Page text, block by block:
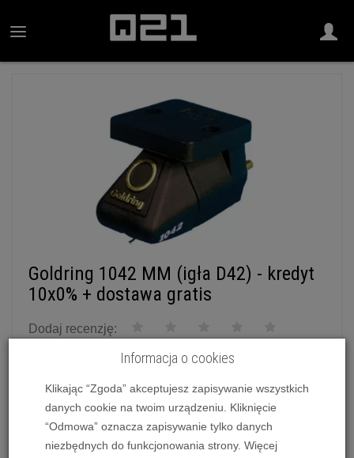
Goldring 1042 MM (igła D42) - kredyt
10x0% + dostawa gratis
Dodaj recenzję:
Goldring
Historia ceny
Ilość:
Informacja o cookies
Klikając “Zgoda” akceptujesz zapisywanie wszystkich
danych cookie na twoim urządzeniu. Kliknięcie
“Odmowa” oznacza zapisywanie tylko danych
niezbędnych do funkcjonowania strony. Więcej